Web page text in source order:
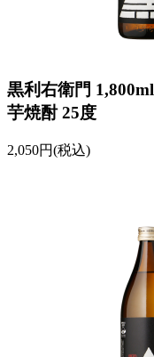
黒利右衛門 1,800ml
芋焼酎 25度
2,050円(税込)